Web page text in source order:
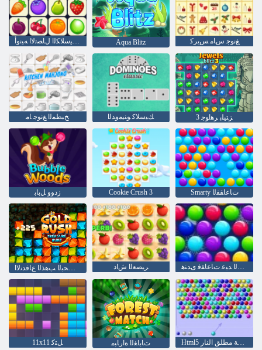
ﺔﻴﻜﻴﺳﻼ ﻜﻟﺍ ﻝﺎﺼﺗﻻ ﺍ ﻪﻴﻧﻭﺃ Aqua Blitz ﻎﻧﻮﺟ ﺱﺎﻣ ﺲﻳﺮﻛ
ﺦﺒﻄﻤﻟﺍ ﻎﻧﻮﺟ ﺎﻣ ﻚﻴﺳﻼ ﻛ ﻮﻨﻴﻣﻭﺪﻟﺍ 3 ﺰﺘﻴﻠﺑ ﺮﻫﺍﻮﺟ
ﺯﺩﻭﻭ ﻞﺑﺎﺑ Cookie Crush 3 Smarty ﺕﺎﻋﺎﻘﻔﻟﺍ
ﺮﻴﺼﻌﻟﺍ ﺵﺍﺩ ﺔﻌﺒﻄﻟﺍ ﺩﻼ ﻴﻤﻟﺍ ﺪﻴﻋ ﺕﺎﻋﺎﻘﻓ ﻯﺪﻨﻫ
11x11 ﻞﺘﻛ ﺕﺎﺑﺎﻐﻟﺍ ﺓﺍﺭﺎﺒﻣ Html5 ﺭفقاعة مطلق النار